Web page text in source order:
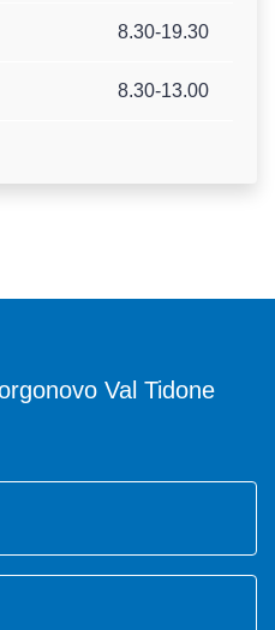
8.30-19.30
8.30-13.00
Val Tidone